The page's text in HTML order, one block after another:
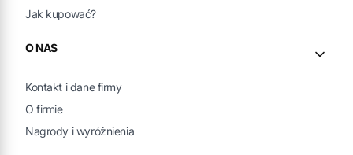
Jak kupować?
O NAS
Kontakt i dane firmy
O firmie
Nagrody i wyróżnienia